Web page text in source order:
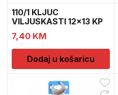
110/1 KLJUC
VILJUSKASTI 12×13 KP
600074
7,40 KM
Dodaj u košaricu